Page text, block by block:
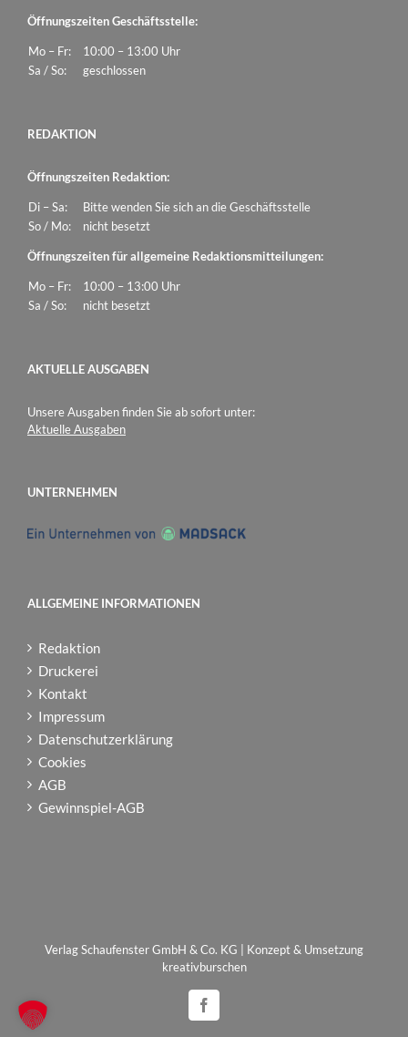
Öffnungszeiten Geschäftsstelle:
Mo – Fr:
10:00 – 13:00 Uhr
Sa / So:
geschlossen
REDAKTION
Öffnungszeiten Redaktion:
Di – Sa:
Bitte wenden Sie sich an die Geschäftsstelle
So / Mo:
nicht besetzt
Öffnungszeiten für allgemeine Redaktionsmitteilungen:
Mo – Fr:
10:00 – 13:00 Uhr
Sa / So:
nicht besetzt
AKTUELLE AUSGABEN
Unsere Ausgaben finden Sie ab sofort unter:
Aktuelle Ausgaben
UNTERNEHMEN
ALLGEMEINE INFORMATIONEN
Redaktion
Druckerei
Kontakt
Impressum
Datenschutzerklärung
Cookies
AGB
Gewinnspiel-AGB
Verlag Schaufenster GmbH & Co. KG | Konzept & Umsetzung
kreativburschen
Facebook